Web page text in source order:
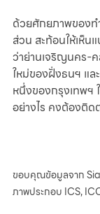
ด้วยศักยภาพของท
ส่วน สะท้อนให้เห็น
ว่าย่านเจริญนคร-
ใหม่ของฝั่งธนฯ แ
หนึ่งของกรุงเทพฯ
อย่างไร คงต้องติด
ขอบคุณข้อมูลจาก
ภาพประกอบ ICS,